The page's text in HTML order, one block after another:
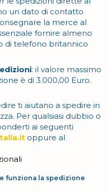
un dato di contatto
la merce al
fornire almeno
di telefono britannico
: il valore massimo
è di 3.000,00 Euro.
ti aiutano a spedire in
Per qualsiasi dubbio o
ai seguenti
oppure al
funziona la spedizione